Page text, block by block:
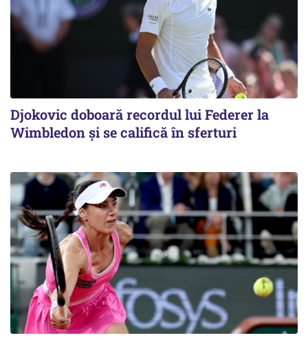
Djokovic doboară recordul lui Federer la
Wimbledon și se califică în sferturi